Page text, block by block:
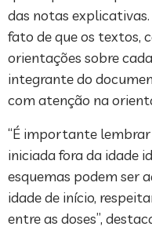
das notas
fato de que os textos,
orientações sobre
integrante do
com atenção na
“É importante lembrar
iniciada fora da idade
esquemas podem ser
idade de início,
entre as doses”,